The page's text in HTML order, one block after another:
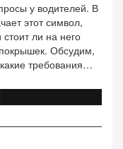
у водителей. В
этот символ,
ли на него
Обсудим,
требования
Практические
шины под любые